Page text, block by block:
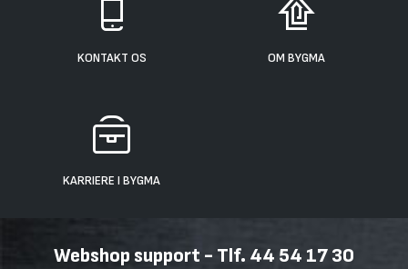
KONTAKT OS OM BYGMA
KARRIERE I BYGMA
Webshop support - Tlf. 44 54 17 30